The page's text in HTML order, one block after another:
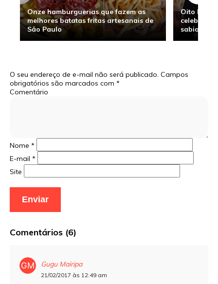
Onze hamburguerias que fazem as
melhores batatas fritas artesanais de
São Paulo
Oito
sabia
O seu endereço de e-mail não será publicado. Campos
obrigatórios são marcados com *
Comentário
Nome *
E-mail *
Site
Comentários (6)
Gugu Mairipa
21/02/2017 às 12:49 am